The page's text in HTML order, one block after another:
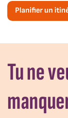
Planifier un
Tu ne